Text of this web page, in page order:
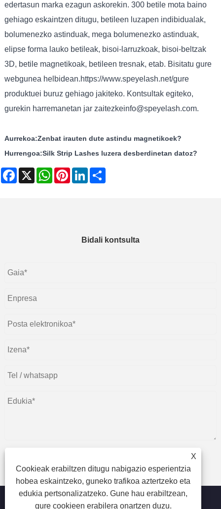
edertasun marka ezagun askorekin. 300 betile mota baino
gehiago eskaintzen ditugu, betileen luzapen indibidualak,
bolumenezko astinduak, mega bolumenezko astinduak,
elipse forma lauko betileak, bisoi-larruzkoak, bisoi-beltzak
3D, betile magnetikoak, betileen tresnak, etab. Bisitatu gure
webgunea helbidean.https://www.speyelash.net/gure
produktuei buruz gehiago jakiteko. Kontsultak egiteko,
gurekin harremanetan jar zaitezkeinfo@speyelash.com.
Aurrekoa:Zenbat irauten dute astindu magnetikoek?
Hurrengoa:Silk Strip Lashes luzera desberdinetan datoz?
Facebook
X WhatsAppPinterestLinkedIn
Bidali kontsulta
aurkeztu
X
Cookieak erabiltzen ditugu nabigazio esperientzia
hobea eskaintzeko, guneko trafikoa aztertzeko eta
edukia pertsonalizatzeko. Gune hau erabiltzean,
gure cookieen erabilera onartzen duzu.